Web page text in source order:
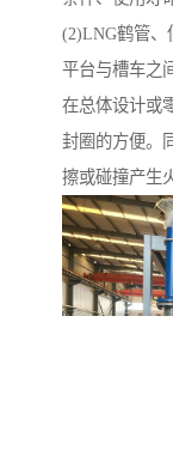
(2)LNG鹤管、
平台与槽车之
在总体设计或
封圈的方便。
擦或碰撞产生